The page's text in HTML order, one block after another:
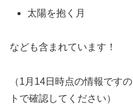
太陽を抱く月
なども含まれています！
（1月14日時点の情報です
トで確認してください）